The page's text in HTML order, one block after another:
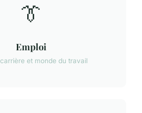
👔
Emploi
et monde du travail